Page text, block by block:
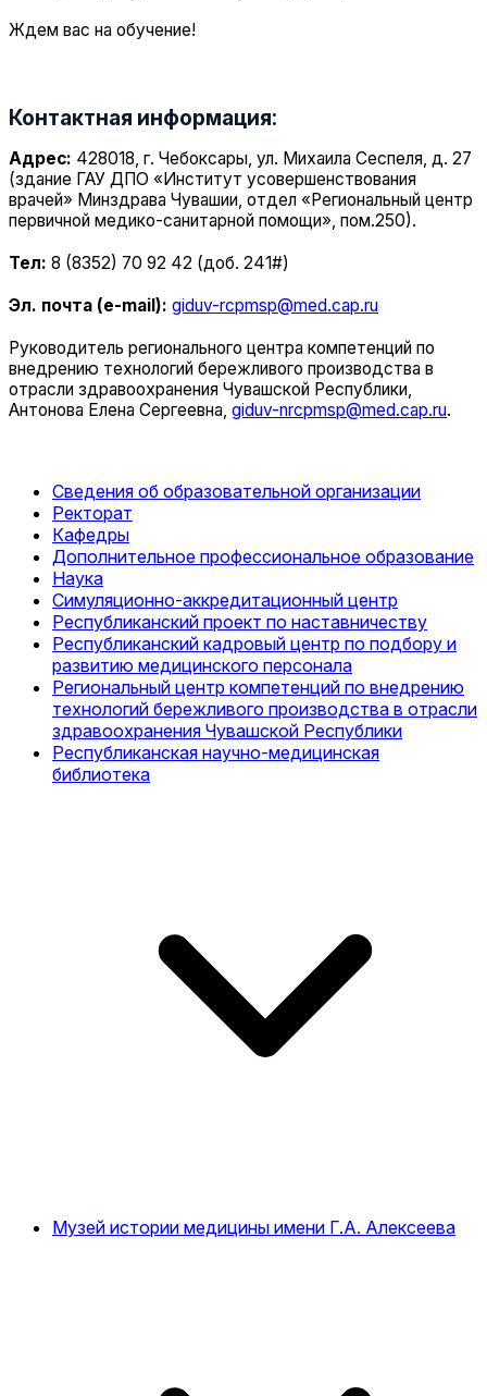
Ждем вас на обучение!
Контактная информация:
Адрес: 428018, г. Чебоксары, ул. Михаила Сеспеля, д. 27
(здание ГАУ ДПО «Институт усовершенствования
врачей» Минздрава Чувашии, отдел «Региональный центр
первичной медико-санитарной помощи», пом.250).
Тел: 8 (8352) 70 92 42 (доб. 241#)
Эл. почта (e-mail): giduv-rcpmsp@med.cap.ru
Руководитель регионального центра компетенций по
внедрению технологий бережливого производства в
отрасли здравоохранения Чувашской Республики,
Антонова Елена Сергеевна, giduv-nrcpmsp@med.cap.ru.
Сведения об образовательной организации
Ректорат
Кафедры
Дополнительное профессиональное образование
Наука
Симуляционно-аккредитационный центр
Республиканский проект по наставничеству
Республиканский кадровый центр по подбору и
развитию медицинского персонала
Региональный центр компетенций по внедрению
технологий бережливого производства в отрасли
здравоохранения Чувашской Республики
Республиканская научно-медицинская
библиотека
Музей истории медицины имени Г.А. Алексеева